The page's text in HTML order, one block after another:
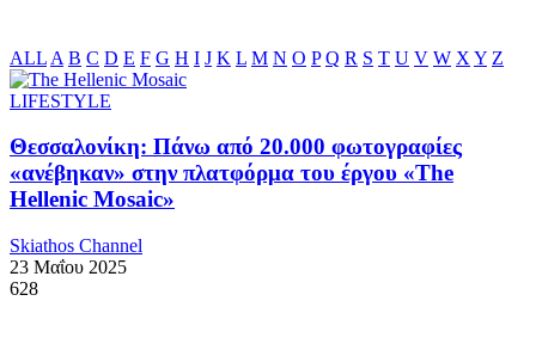
ALL A B C D E F G H I J K L M N O P Q R S T U V W X Y Z
LIFESTYLE
Θεσσαλονίκη: Πάνω από 20.000 φωτογραφίες
«ανέβηκαν» στην πλατφόρμα του έργου «The
Hellenic Mosaic»
Skiathos Channel
23 Μαΐου 2025
628